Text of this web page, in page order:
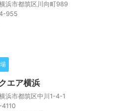
浜市都筑区川向町989
955
エア横浜
浜市都筑区中川1-4-1